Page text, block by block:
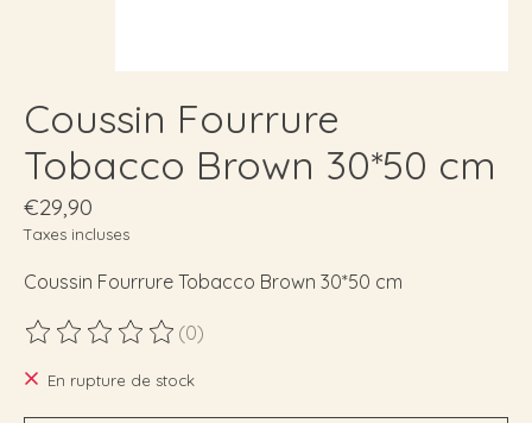
Coussin Fourrure
Tobacco Brown 30*50 cm
€29,90
Taxes incluses
Coussin Fourrure Tobacco Brown 30*50 cm
Ce produit est évalué à
(0)
En rupture de stock